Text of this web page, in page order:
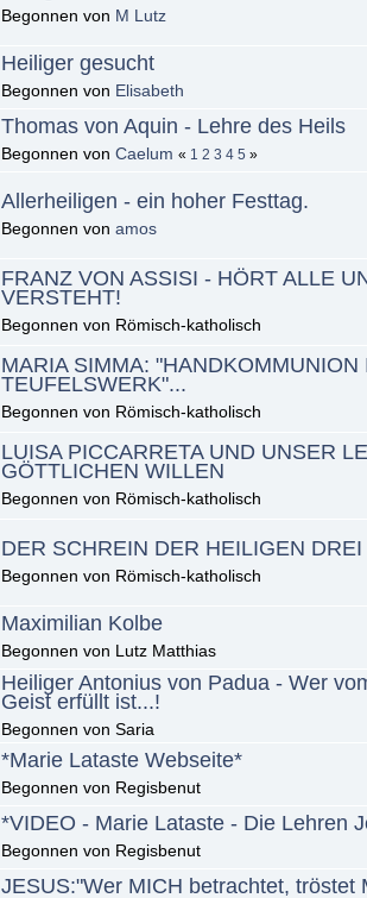
Begonnen von M Lutz
Heiliger gesucht
Begonnen von Elisabeth
Thomas von Aquin - Lehre des Heils
Begonnen von Caelum « 1 2 3 4 5 »
Allerheiligen - ein hoher Festtag.
Begonnen von amos
FRANZ VON ASSISI - HÖRT ALLE
VERSTEHT!
Begonnen von Römisch-katholisch
MARIA SIMMA: "HANDKOMMUNION
TEUFELSWERK"...
Begonnen von Römisch-katholisch
LUISA PICCARRETA UND UNSER
GÖTTLICHEN WILLEN
Begonnen von Römisch-katholisch
DER SCHREIN DER HEILIGEN
Begonnen von Römisch-katholisch
Maximilian Kolbe
Begonnen von Lutz Matthias
Heiliger Antonius von Padua - Wer
Geist erfüllt ist...!
Begonnen von Saria
*Marie Lataste Webseite*
Begonnen von Regisbenut
*VIDEO - Marie Lataste - Die Lehren
Begonnen von Regisbenut
JESUS:"Wer MICH betrachtet, tröstet